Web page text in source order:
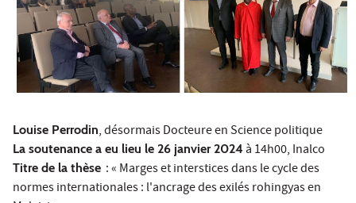
Louise Perrodin, désormais Docteure en Science politique
La soutenance a eu lieu le 26 janvier 2024à 14h00, Inalco
Titre de la thèse : « Marges et interstices dans le cycle des
normes internationales : l'ancrage des exilés rohingyas en